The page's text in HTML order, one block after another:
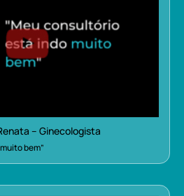
– Ginecologista
bem”